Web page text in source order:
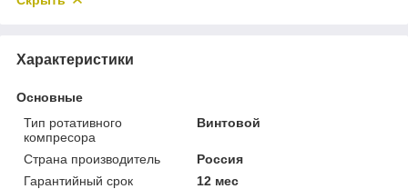
Характеристики
Основные
Тип ротативного
компресора
Винтовой
Страна производитель
Россия
Гарантийный срок
12 мес